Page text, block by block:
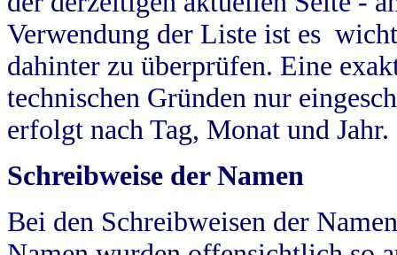
Verwendung der Liste ist es
dahinter zu überprüfen. Eine
technischen Gründen nur
erfolgt nach Tag, Monat und Jahr.
Schreibweise der Namen
Bei den Schreibweisen der